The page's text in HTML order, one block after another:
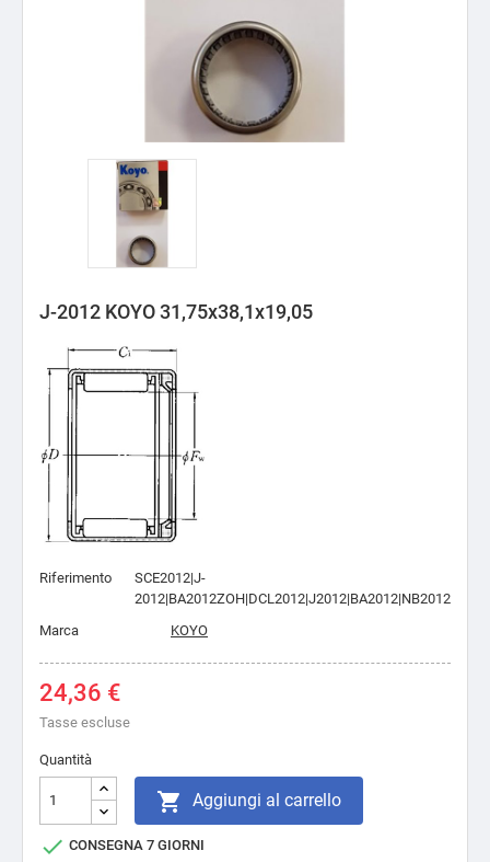
J-2012 KOYO 31,75x38,1x19,05
Riferimento
SCE2012|J-
2012|BA2012ZOH|DCL2012|J2012|BA2012|NB2012
Marca
KOYO
24,36 €
Tasse escluse
Quantità
 Aggiungi al carrello
 CONSEGNA 7 GIORNI